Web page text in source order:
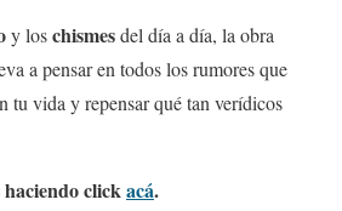
y loschismesdel día a día, la obra
a pensar en todos los rumores que
tu vida y repensar qué tan verídicos
clickacá.